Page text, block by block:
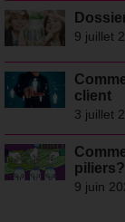
9 juillet
client
3 juillet
piliers?
9 juin